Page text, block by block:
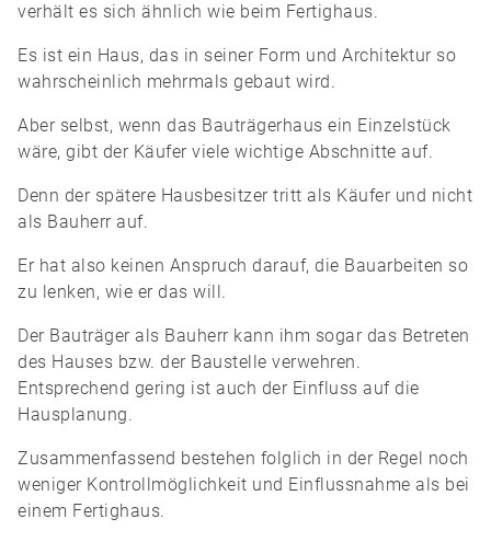
verhält es sich ähnlich wie beim Fertighaus.
Es ist ein Haus, das in seiner Form und Architektur so
wahrscheinlich mehrmals gebaut wird.
Aber selbst, wenn das Bauträgerhaus ein Einzelstück
wäre, gibt der Käufer viele wichtige Abschnitte auf.
Denn der spätere Hausbesitzer tritt als Käufer und nicht
als Bauherr auf.
Er hat also keinen Anspruch darauf, die Bauarbeiten so
zu lenken, wie er das will.
Der Bauträger als Bauherr kann ihm sogar das Betreten
des Hauses bzw. der Baustelle verwehren.
Entsprechend gering ist auch der Einfluss auf die
Hausplanung.
Zusammenfassend bestehen folglich in der Regel noch
weniger Kontrollmöglichkeit und Einflussnahme als bei
einem Fertighaus.